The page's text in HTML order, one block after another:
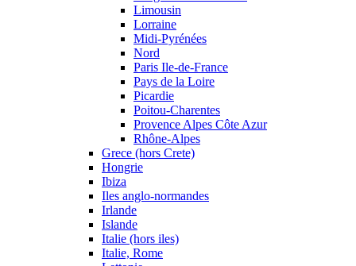
Limousin
Lorraine
Midi-Pyrénées
Nord
Paris Ile-de-France
Pays de la Loire
Picardie
Poitou-Charentes
Provence Alpes Côte Azur
Rhône-Alpes
Grece (hors Crete)
Hongrie
Ibiza
Iles anglo-normandes
Irlande
Islande
Italie (hors iles)
Italie, Rome